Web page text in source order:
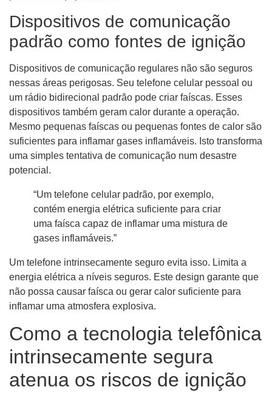
Dispositivos de comunicação
padrão como fontes de ignição
Dispositivos de comunicação regulares não são seguros
nessas áreas perigosas. Seu telefone celular pessoal ou
um rádio bidirecional padrão pode criar faíscas. Esses
dispositivos também geram calor durante a operação.
Mesmo pequenas faíscas ou pequenas fontes de calor são
suficientes para inflamar gases inflamáveis. Isto transforma
uma simples tentativa de comunicação num desastre
potencial.
“Um telefone celular padrão, por exemplo,
contém energia elétrica suficiente para criar
uma faísca capaz de inflamar uma mistura de
gases inflamáveis.”
Um telefone intrinsecamente seguro evita isso. Limita a
energia elétrica a níveis seguros. Este design garante que
não possa causar faísca ou gerar calor suficiente para
inflamar uma atmosfera explosiva.
Como a tecnologia telefônica
intrinsecamente segura
atenua os riscos de ignição